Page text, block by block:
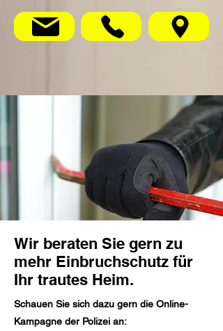
Wir beraten Sie gern zu
mehr Einbruchschutz für
Ihr trautes Heim.
Schauen Sie sich dazu gern die Online-
Kampagne der Polizei an: